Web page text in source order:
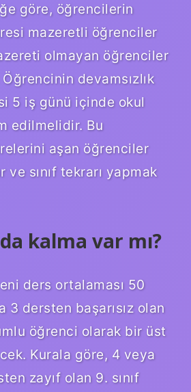
göre, öğrencilerin
mazeretli öğrenciler
olmayan öğrenciler
devamsızlık
5 iş günü içinde okul
edilmelidir. Bu
aşan öğrenciler
ve sınıf tekrarı yapmak
kalma var mı?
ders ortalaması 50
3 dersten başarısız olan
öğrenci olarak bir üst
Kurala göre, 4 veya
zayıf olan 9. sınıf